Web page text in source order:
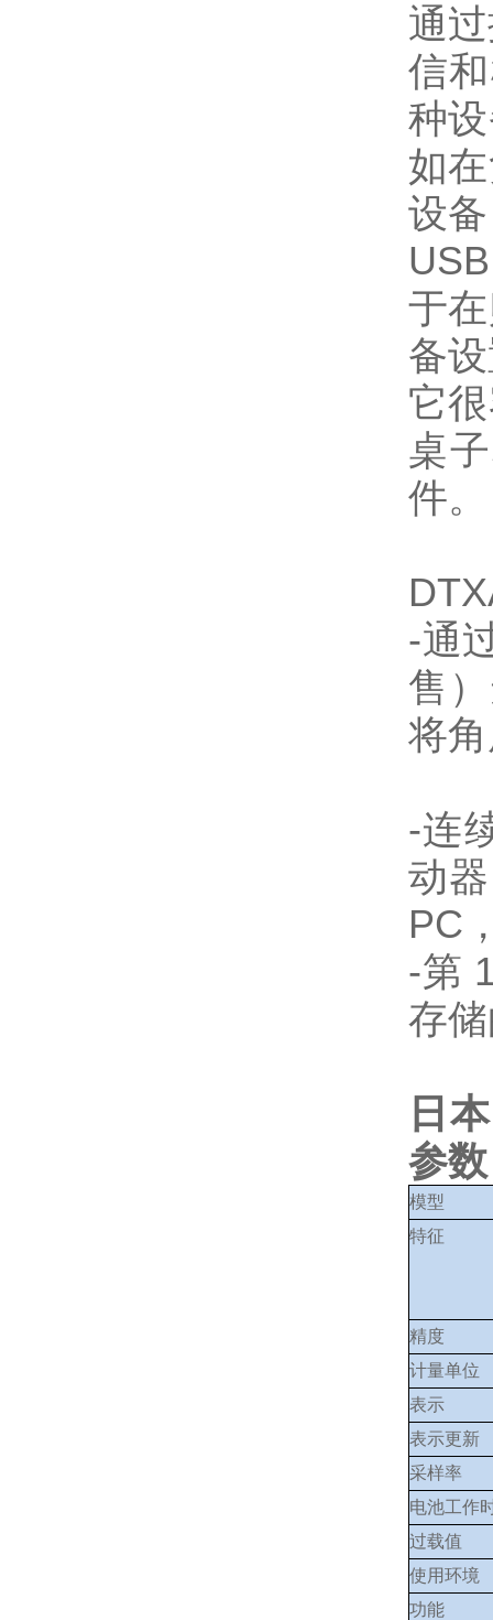
通
信
种
如
设
于
备
它
桌
件。
-通
售
将
-连
动
PC
-第
存
日
参
模型
特征
精度
计量单位
表示
表示更新
采样率
电池工作
过载值
使用环境
功能